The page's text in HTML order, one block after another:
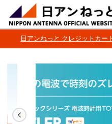
日アンねっと クレジットカー